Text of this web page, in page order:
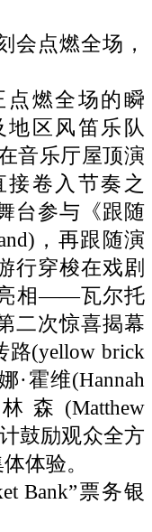
会点燃全场，
点燃全场的瞬
区风笛乐队
音乐厅屋顶演
卷入节奏之
台参与《跟随
，再跟随演
行穿梭在戏剧
相——瓦尔托
二次惊喜揭幕
路(yellow brick
·霍维(Hannah
森(Matthew
鼓励观众全方
体验。
Bank”票务银